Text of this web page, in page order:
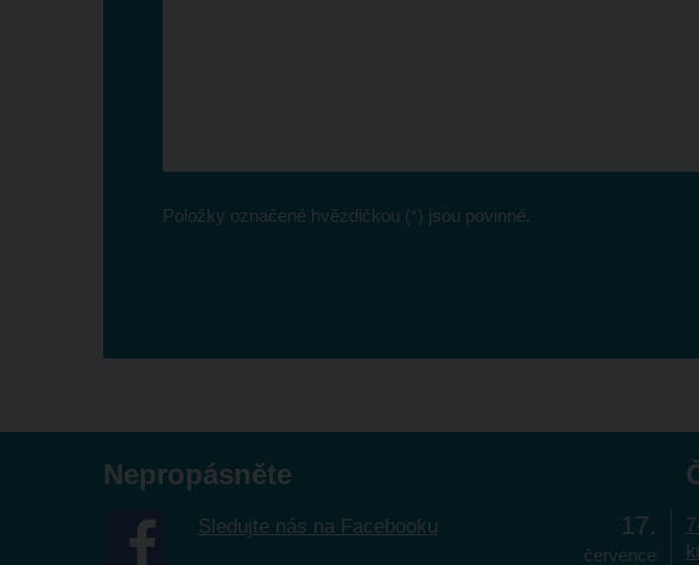
Položky označené hvězdičkou (*) jsou povinné.
Nepropásněte
Sledujte nás na Facebooku 17
července